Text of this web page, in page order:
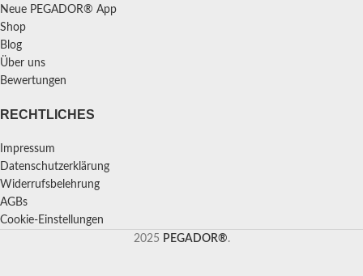
Neue PEGADOR® App
Shop
Blog
Über uns
Bewertungen
RECHTLICHES
Impressum
Datenschutzerklärung
Widerrufsbelehrung
AGBs
Cookie-Einstellungen
2025 PEGADOR®.